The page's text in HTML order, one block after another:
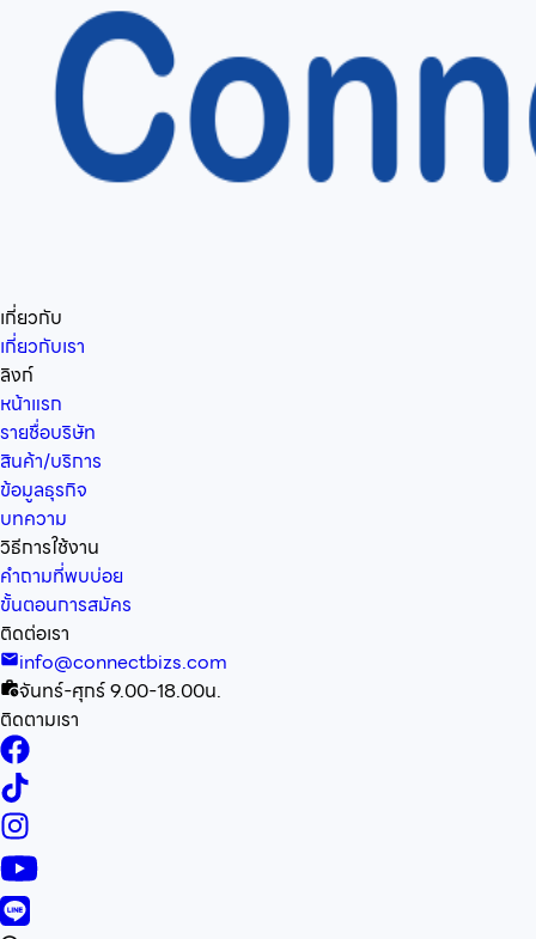
เกี่ยวกับ
เกี่ยวกับเรา
ลิงก์
หน้าแรก
รายชื่อบริษัท
สินค้า/บริการ
ข้อมูลธุรกิจ
บทความ
วิธีการใช้งาน
คำถามที่พบบ่อย
ขั้นตอนการสมัคร
ติดต่อเรา
info@connectbizs.com
จันทร์-ศุกร์ 9.00-18.00น.
ติดตามเรา